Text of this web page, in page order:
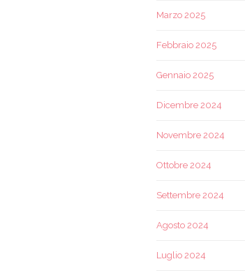
Marzo 2025
Febbraio 2025
Gennaio 2025
Dicembre 2024
Novembre 2024
Ottobre 2024
Settembre 2024
Agosto 2024
Luglio 2024